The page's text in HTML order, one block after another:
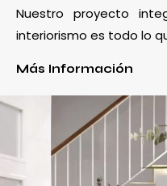
Nuestro proyecto
interiorismo es todo lo
Más Información